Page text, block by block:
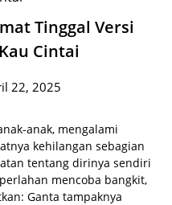
Tinggal Versi
Cintai
22, 2025
anak, mengalami
kehilangan sebagian
tentang dirinya sendiri
mencoba bangkit,
Ganta tampaknya